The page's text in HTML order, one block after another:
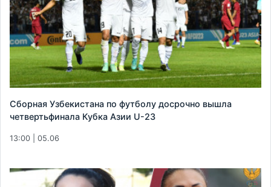
Сборная Узбекистана по футболу досрочно вышла
четвертьфинала Кубка Азии U-23
13:00 | 05.06